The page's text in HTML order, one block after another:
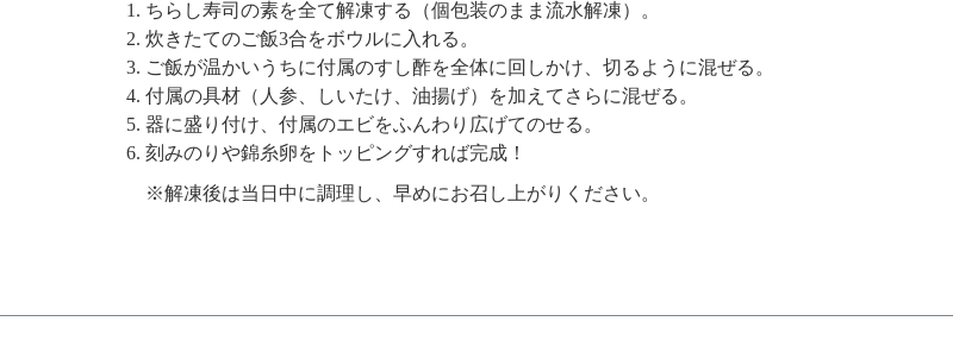
ちらし寿司の素を全て解凍する（個包装のまま流水解凍）。
炊きたてのご飯3合をボウルに入れる。
ご飯が温かいうちに付属のすし酢を全体に回しかけ、切るように混ぜる。
付属の具材（人参、しいたけ、油揚げ）を加えてさらに混ぜる。
器に盛り付け、付属のエビをふんわり広げてのせる。
刻みのりや錦糸卵をトッピングすれば完成！
※解凍後は当日中に調理し、早めにお召し上がりください。